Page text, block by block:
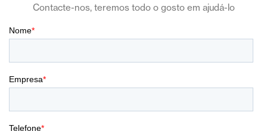
Contacte-nos, teremos todo o gosto em ajudá-lo